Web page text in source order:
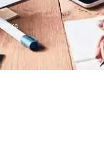
Valor
NR 23